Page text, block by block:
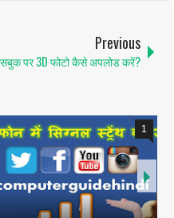
Previous
पर 3D फोटो कैसे अपलोड करें?
1